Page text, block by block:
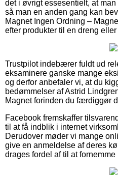
det i øvrigt essesentielt, at
så man en anden gang kan
Magnet Ingen Ordning –
efter produkter til en dreng eller
Trustpilot indebærer fuldt ud
eksaminere ganske mange
og derfor anbefaler vi, at du
bedømmelser af Astrid
Magnet forinden du færdiggør
Facebook fremskaffer
til at få indblik i internet
Derudover møder vi mange
give en anmeldelse af deres
drages fordel af til at